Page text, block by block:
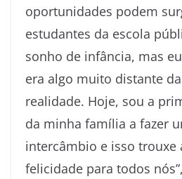
oportunidades podem
estudantes da escola
sonho de infância, mas
era algo muito distante
realidade. Hoje, sou a
da minha família a fazer
intercâmbio e isso trouxe
felicidade para todos